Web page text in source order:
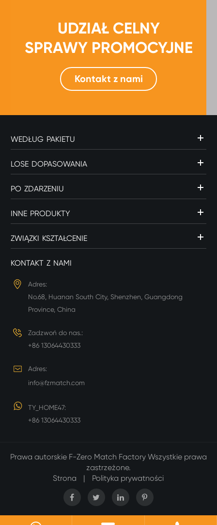
UDZIAŁ CELNY
SPRAWY PROMOCYJNE
Kontakt z nami
WEDŁUG PAKIETU
LOSE DOPASOWANIA
PO ZDARZENIU
INNE PRODUKTY
ZWIĄZKI KSZTAŁCENIE
KONTAKT Z NAMI
Adres:
No.68, Huanan South City, Shenzhen, Guangdong
Province, China
Zadzwoń do nas.:
+86 13064430333
Adres:
info@fzmatch.com
TY_HOME47:
+86 13064430333
Prawa autorskie F-Zero Match Factory Wszystkie prawa
zastrzeżone.
Strona
| Polityka prywatności